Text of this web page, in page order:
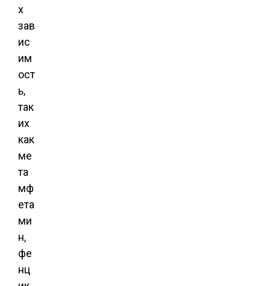
х
зав
ис
им
ост
ь,
так
их
как
ме
та
мф
ета
ми
н,
фе
нц